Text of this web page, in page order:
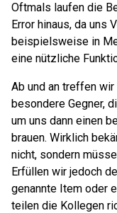
Oftmals laufen die
Error hinaus, da uns
beispielsweise in
eine nützliche
Ab und an treffen
besondere Gegner,
um uns dann einen
brauen. Wirklich
nicht, sondern
Erfüllen wir jedoch
genannte Item oder
teilen die Kollegen